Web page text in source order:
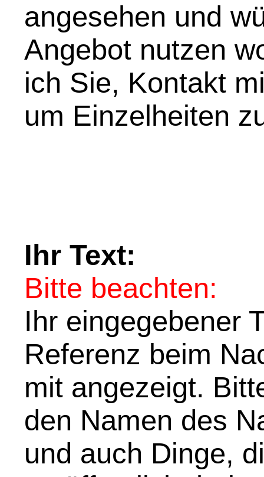
angesehen und
Angebot nutzen
ich Sie, Kontakt
um Einzelheiten
Ihr Text:
Bitte beachten:
Ihr eingegebener
Referenz beim
mit angezeigt.
den Namen des
und auch Dinge,